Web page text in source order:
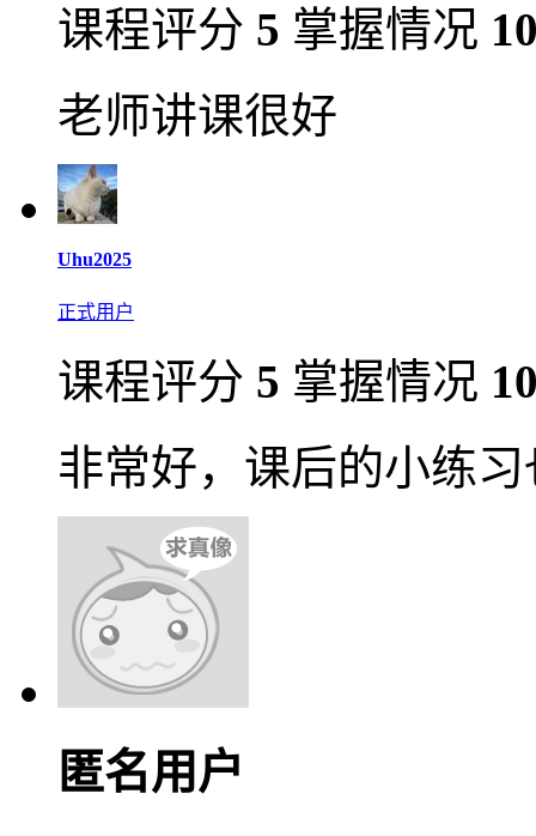
课程评分 5 掌握情况
老师讲课很好
Uhu2025
正式用户
课程评分 5 掌握情况
非常好，课后的小练
匿名用户